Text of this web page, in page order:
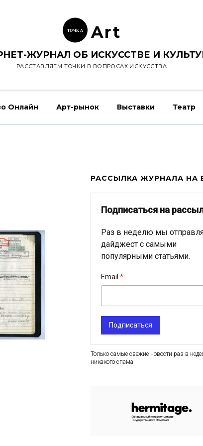
ТОЧК А Art
ЖУРНАЛ ОБ ИСКУССТВЕ И
РАССТАВЛЯЕМ ТОЧКИ В ВОПРОСАХ ИСКУССТВА
Онлайн Арт-рынок Выставки Театр
РАССЫЛКА ЖУРНАЛА НА
Подписаться на
Раз в неделю мы
дайджест с самыми
популярными статьями.
Email
Подписаться
Только самые свежие новости раз в
никакого спама